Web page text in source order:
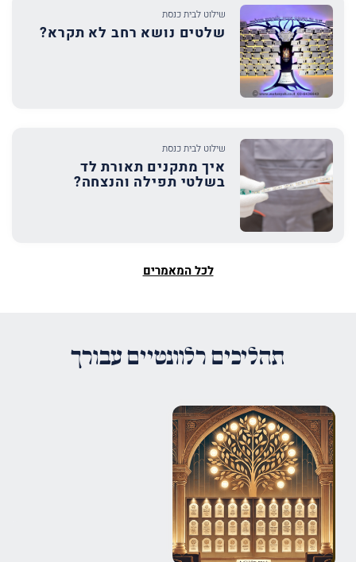
שילוט לבית כנסת
שלטים נושא רחב לא תקרא?
שילוט לבית כנסת
איך מתקנים תאורת לד
בשלטי תפילה והנצחה?
לכל המאמרים
תהליכים רלוונטיים עבורך